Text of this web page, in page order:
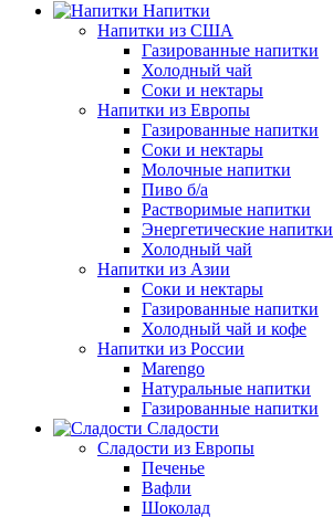
Напитки
Напитки из США
Газированные напитки
Холодный чай
Соки и нектары
Напитки из Европы
Газированные напитки
Соки и нектары
Молочные напитки
Пиво б/а
Растворимые напитки
Энергетические напитки
Холодный чай
Напитки из Азии
Соки и нектары
Газированные напитки
Холодный чай и кофе
Напитки из России
Marengo
Натуральные напитки
Газированные напитки
Сладости
Сладости из Европы
Печенье
Вафли
Шоколад